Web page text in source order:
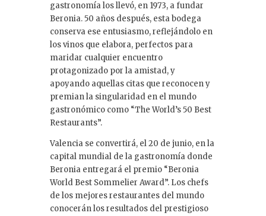
gastronomía los llevó, en 1973, a fundar
Beronia. 50 años después, esta bodega
conserva ese entusiasmo, reflejándolo en
los vinos que elabora, perfectos para
maridar cualquier encuentro
protagonizado por la amistad, y
apoyando aquellas citas que reconocen y
premian la singularidad en el mundo
gastronómico como “The World’s 50 Best
Restaurants”.
Valencia se convertirá, el 20 de junio, en la
capital mundial de la gastronomía donde
Beronia entregará el premio “Beronia
World Best Sommelier Award”. Los chefs
de los mejores restaurantes del mundo
conocerán los resultados del prestigioso